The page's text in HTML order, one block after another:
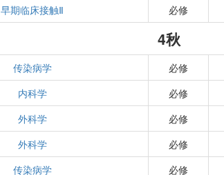
早期临床接触Ⅱ 必修
4秋
传染病学 必修
内科学 必修
外科学 必修
外科学 必修
传染病学 必修